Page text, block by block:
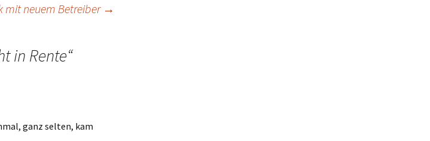
mit neuem Betreiber →
in Rente“
ganz selten, kam